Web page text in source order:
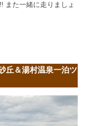
また一緒に走りましょ
丘＆湯村温泉一泊ツ